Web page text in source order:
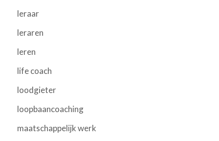
leraar
leraren
leren
life coach
loodgieter
loopbaancoaching
maatschappelijk werk